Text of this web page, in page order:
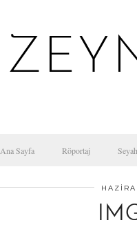
Ana Sayfa Röportaj